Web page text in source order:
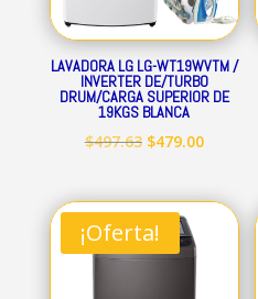
LAVADORA LG LG-WT19WVTM /
INVERTER DE/TURBO
DRUM/CARGA SUPERIOR DE
19KGS BLANCA
$497.63 El
original
era:
$497.63.
$479.00El
actual
¡Oferta!